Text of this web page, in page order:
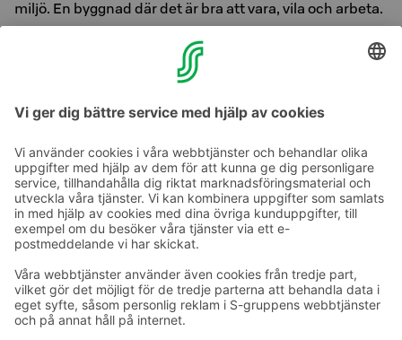
miljö. En byggnad där det är bra att vara, vila och arbeta.
Katajanokan Laituri är ett träbyggnads mästerverk som
är byggt för att hålla i minst 100 år. Byggnaden siktar på
Platinum miljöcertifieringen.
Ta kontakt
Kontaktuppgifter till hotellen
Feedback
Ge feedback
Sokos Hotels nyhetsbrev
Utmärkelser och certifikat